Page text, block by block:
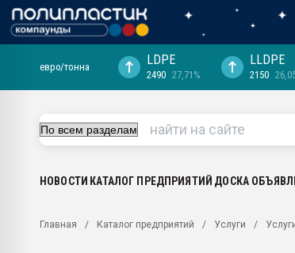
ближайшее подмосковье, с.-в.
Подмосковье, Москва
первый план в переработке
28.07.2026 "Технониколь" довольна
ситуацией на строительном рынке
евро/тонна LDPE
2490 27,71%
LLDPE
2150
НОВОСТИ КАТАЛОГ ПРЕДПРИЯТИЙ ДОСКА
Главная Каталог предприятий Услуги